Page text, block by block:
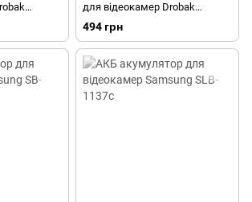
для відеокамер Drobak
Samsung SB-LSM80
494 грн